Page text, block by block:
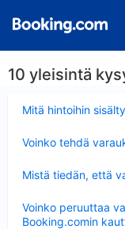
10 yleisintä
Mitä hintoihin
Voinko tehdä
Mistä tiedän, että
Voinko peruuttaa
Booking.comin